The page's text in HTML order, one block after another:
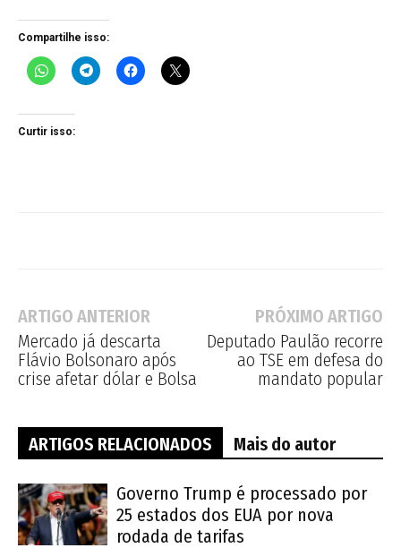
Compartilhe isso:
Curtir isso:
ARTIGO ANTERIOR
Mercado já descarta
Flávio Bolsonaro após
crise afetar dólar e Bolsa
PRÓXIMO ARTIGO
Deputado Paulão recorre
ao TSE em defesa do
mandato popular
ARTIGOS RELACIONADOS Mais do autor
Governo Trump é processado por
25 estados dos EUA por nova
rodada de tarifas